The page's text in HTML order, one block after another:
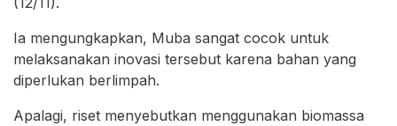
Ia mengungkapkan, Muba sangat cocok untuk
melaksanakan inovasi tersebut karena bahan yang
diperlukan berlimpah.
Apalagi, riset menyebutkan menggunakan biomassa